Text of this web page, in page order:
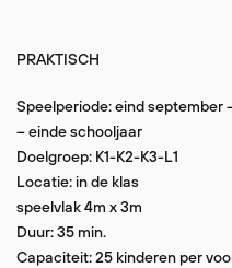
PRAKTISCH
Speelperiode: eind september
– einde schooljaar
Doelgroep: K1-K2-K3-L1
Locatie: in de klas
speelvlak 4m x 3m
Duur: 35 min.
Capaciteit: 25 kinderen per